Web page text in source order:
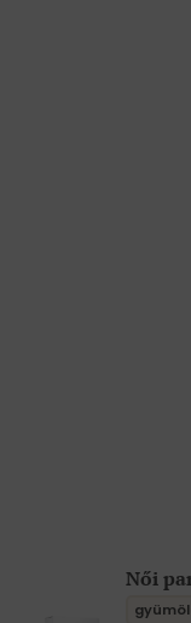
Női